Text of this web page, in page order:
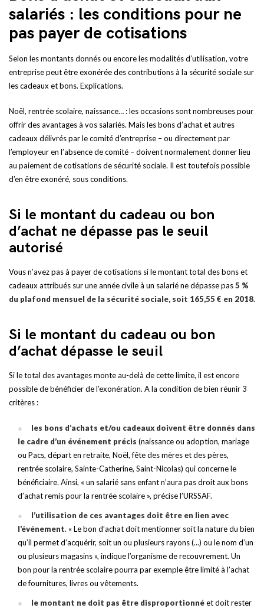
salariés : les conditions pour ne
pas payer de cotisations
Selon les montants donnés ou encore les modalités d’utilisation, votre
entreprise peut être exonérée des contributions à la sécurité sociale sur
les cadeaux et bons. Explications.
Noël, rentrée scolaire, naissance… : les occasions sont nombreuses pour
offrir des avantages à vos salariés. Mais les bons d’achat et autres
cadeaux délivrés par le comité d’entreprise – ou directement par
l’employeur en l’absence de comité – doivent normalement donner lieu
au paiement de cotisations de sécurité sociale. Il est toutefois possible
d’en être exonéré, sous conditions.
Si le montant du cadeau ou bon
d’achat ne dépasse pas le seuil
autorisé
Vous n’avez pas à payer de cotisations si le montant total des bons et
cadeaux attribués sur une année civile à un salarié ne dépasse pas5 %
du plafond mensuel de la sécurité sociale, soit 165,55 € en 2018.
Si le montant du cadeau ou bon
d’achat dépasse le seuil
Si le total des avantages monte au-delà de cette limite, il est encore
possible de bénéficier de l’exonération. A la condition de bien réunir 3
critères :
les bons d’achats et/ou cadeaux doivent être donnés dans
le cadre d’un événement précis (naissance ou adoption, mariage
ou Pacs, départ en retraite, Noël, fête des mères et des pères,
rentrée scolaire, Sainte-Catherine, Saint-Nicolas) qui concerne le
bénéficiaire. Ainsi, « un salarié sans enfant n’aura pas droit aux bons
d’achat remis pour la rentrée scolaire », précise l’URSSAF.
l’utilisation de ces avantages doit être en lien avec
l’événement. « Le bon d’achat doit mentionner soit la nature du bien
qu’il permet d’acquérir, soit un ou plusieurs rayons (…) ou le nom d’un
ou plusieurs magasins », indique l’organisme de recouvrement. Un
bon pour la rentrée scolaire pourra par exemple être limité à l’achat
de fournitures, livres ou vêtements.
le montant ne doit pas être disproportionnéet doit rester